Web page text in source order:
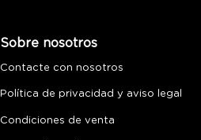
Sobre nosotros
Contacte con nosotros
Política de privacidad y aviso legal
Condiciones de venta